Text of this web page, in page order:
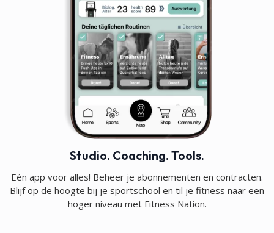
Studio. Coaching. Tools.
Eén app voor alles! Beheer je abonnementen en contracten.
Blijf op de hoogte bij je sportschool en til je fitness naar een
hoger niveau met Fitness Nation.